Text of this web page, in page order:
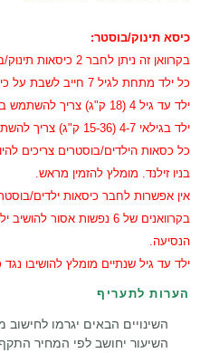
כיסא תינוק/בוסטר:
בקרוואן זה ניתן לחבר 2 כיסאות תינוק/בוסטרים.
כל ילד מתחת לגיל 7 חייב לשבת על כיסא מתאים.
ילד עד גיל 4 (18 ק"ג) צריך להשתמש בכיסא תינוק.
ילד בגילאי 4-7 (15-36 ק"ג) צריך להשתמש בבוסטר.
כל כסאות הילדים/בוסטרים צריכים
בניו זילנד. מומלץ להזמין מראש.
אין אפשרות לחבר כיסאות ילדים/
בקרוואנים של 6 נפשות אסור
הנסיעה.
ילד עד גיל שנתיים מומלץ להושיבו נגד
הערות לתעריף
השינויים הבאים יגרמו
השיעור יחושב לפי המחיר התקף